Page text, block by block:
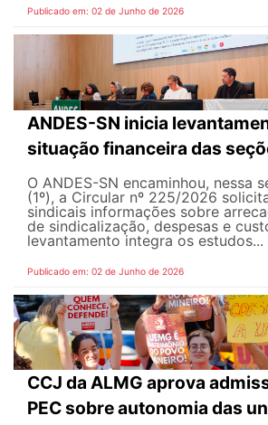
Publicado em: 02 de Junho de 2026
ANDES-SN inicia
situação financeira das
O ANDES-SN encaminhou, nessa
(1º), a Circular nº 225/2026
sindicais informações sobre
de sindicalização, despesas e
levantamento integra os estudos...
Publicado em: 02 de Junho de 2026
CCJ da ALMG aprova
PEC sobre autonomia das